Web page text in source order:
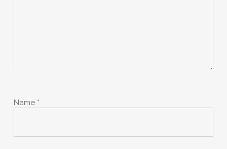
Name *